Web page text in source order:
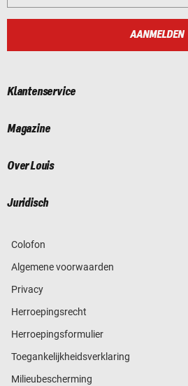
AANMELDEN
Klantenservice
Magazine
Over Louis
Juridisch
Colofon
Algemene voorwaarden
Privacy
Herroepingsrecht
Herroepingsformulier
Toegankelijkheidsverklaring
Milieubescherming